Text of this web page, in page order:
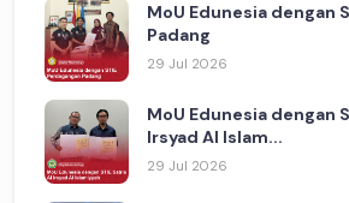
MoU Edunesia dengan
Padang
29 Jul 2026
MoU Edunesia dengan
Irsyad Al Islam...
29 Jul 2026